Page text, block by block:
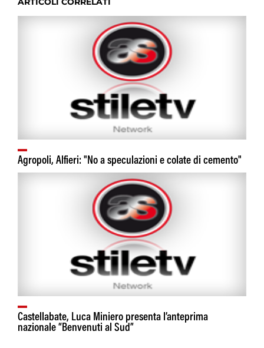
Agropoli, Alfieri: "No a speculazioni e colate di cemento"
Castellabate, Luca Miniero presenta l’anteprima
nazionale “Benvenuti al Sud”